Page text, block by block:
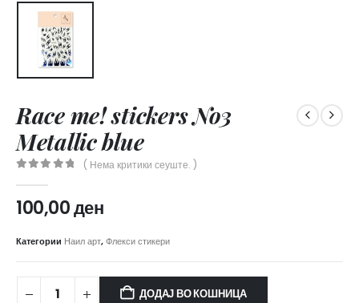
Race me! stickers No3
Metallic blue
( Нема критики сеуште. )
100,00ден
Категории Наил арт,Флекси стикери
ДОДАЈ ВО КОШНИЦА